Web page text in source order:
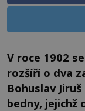
V roce 1902
rozšíří o dva
Bohuslav
bedny, jejichž